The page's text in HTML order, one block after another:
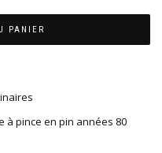
PANIER
à pince en pin années 80